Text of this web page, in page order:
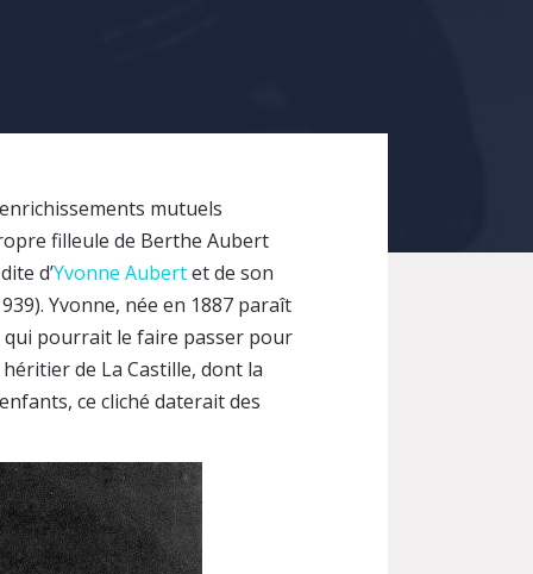
mutuels
filleule de Berthe Aubert
d’Yvonne Aubertet de son
Yvonne, née en 1887 paraît
qui pourrait le faire passer pour
de La Castille, dont la
ce cliché daterait des